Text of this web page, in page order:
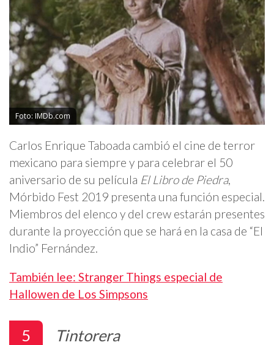
Foto: IMDb.com
Carlos Enrique Taboada cambió el cine de terror
mexicano para siempre y para celebrar el 50
aniversario de su película El Libro de Piedra,
Mórbido Fest 2019 presenta una función especial.
Miembros del elenco y del crew estarán presentes
durante la proyección que se hará en la casa de “El
Indio” Fernández.
También lee: Stranger Things especial de
Hallowen de Los Simpsons
5 Tintorera